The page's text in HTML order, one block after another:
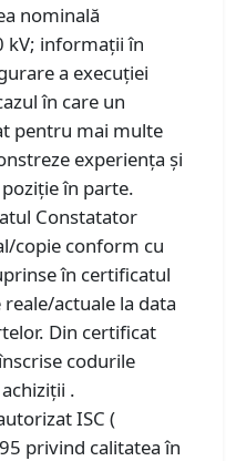
nominală
kV; informații în
a execuției
în care un
pentru mai multe
experiența și
în parte.
Constatator
copie conform cu
în certificatul
actuale la data
Din certificat
codurile
.
ISC (
privind calitatea în